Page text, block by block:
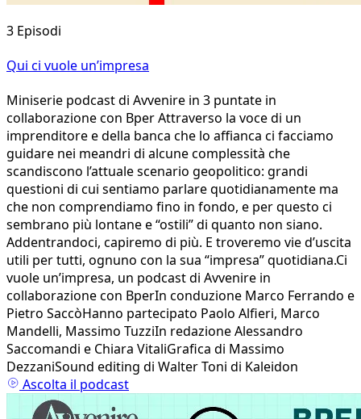
3 Episodi
Qui ci vuole un’impresa
Miniserie podcast di Avvenire in 3 puntate in
collaborazione con Bper Attraverso la voce di un
imprenditore e della banca che lo affianca ci facciamo
guidare nei meandri di alcune complessità che
scandiscono l’attuale scenario geopolitico: grandi
questioni di cui sentiamo parlare quotidianamente ma
che non comprendiamo fino in fondo, e per questo ci
sembrano più lontane e “ostili” di quanto non siano.
Addentrandoci, capiremo di più. E troveremo vie d’uscita
utili per tutti, ognuno con la sua “impresa” quotidiana.Ci
vuole un’impresa, un podcast di Avvenire in
collaborazione con BperIn conduzione Marco Ferrando e
Pietro SaccòHanno partecipato Paolo Alfieri, Marco
Mandelli, Massimo TuzziIn redazione Alessandro
Saccomandi e Chiara VitaliGrafica di Massimo
DezzaniSound editing di Walter Toni di Kaleidon
Ascolta il podcast